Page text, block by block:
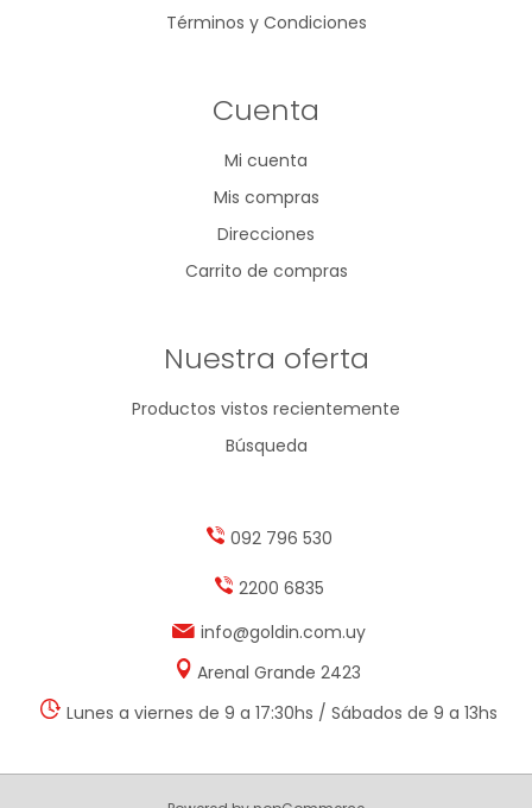
Términos y Condiciones
Cuenta
Mi cuenta
Mis compras
Direcciones
Carrito de compras
Nuestra oferta
Productos vistos recientemente
Búsqueda
092 796 530
2200 6835
info@goldin.com.uy
Arenal Grande 2423
Lunes a viernes de 9 a 17:30hs / Sábados de 9 a 13hs